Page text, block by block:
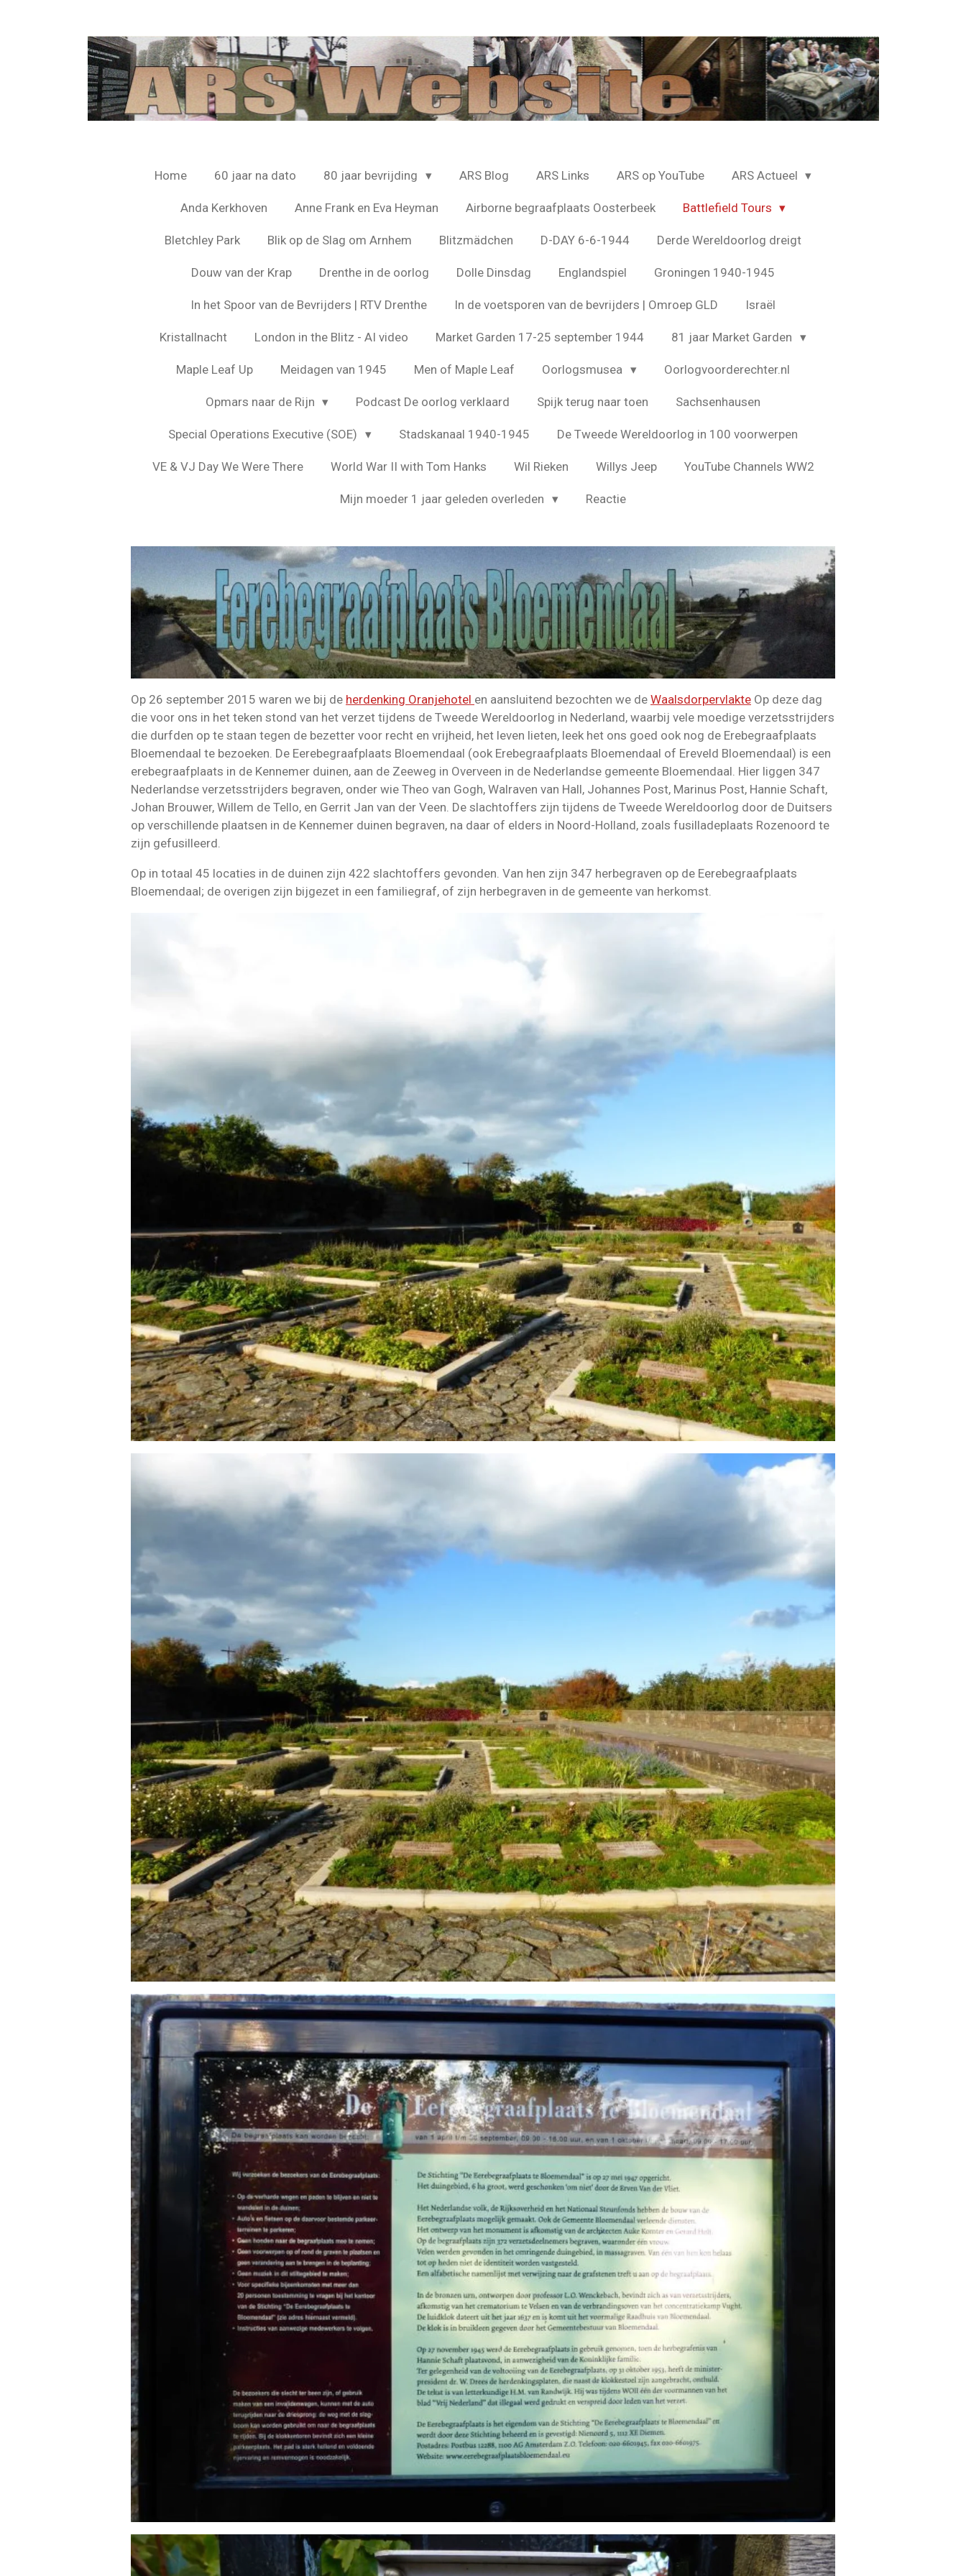
Home 60 jaar na dato 80 jaar bevrijding ARS Blog ARS Links ARS op YouTube ARS Actueel
Anda Kerkhoven Anne Frank en Eva Heyman Airborne begraafplaats Oosterbeek Battlefield Tours
Bletchley Park Blik op de Slag om Arnhem Blitzmädchen D-DAY 6-6-1944 Derde Wereldoorlog dreigt
Douw van der Krap Drenthe in de oorlog Dolle Dinsdag Englandspiel Groningen 1940-1945
In het Spoor van de Bevrijders | RTV Drenthe In de voetsporen van de bevrijders | Omroep GLD Israël
Kristallnacht London in the Blitz - AI video Market Garden 17-25 september 1944 81 jaar Market Garden
Maple Leaf Up Meidagen van 1945 Men of Maple Leaf Oorlogsmusea Oorlogvoorderechter.nl
Opmars naar de Rijn Podcast De oorlog verklaard Spijk terug naar toen Sachsenhausen
Special Operations Executive (SOE) Stadskanaal 1940-1945 De Tweede Wereldoorlog in 100 voorwerpen
VE & VJ Day We Were There World War II with Tom Hanks Wil Rieken Willys Jeep YouTube Channels WW2
Mijn moeder 1 jaar geleden overleden Reactie
Op 26 september 2015 waren we bij de herdenking Oranjehotel en aansluitend bezochten we de Waalsdorpervlakte Op deze dag
die voor ons in het teken stond van het verzet tijdens de Tweede Wereldoorlog in Nederland, waarbij vele moedige verzetsstrijders
die durfden op te staan tegen de bezetter voor recht en vrijheid, het leven lieten, leek het ons goed ook nog de Erebegraafplaats
Bloemendaal te bezoeken. De Eerebegraafplaats Bloemendaal (ook Erebegraafplaats Bloemendaal of Ereveld Bloemendaal) is een
erebegraafplaats in de Kennemer duinen, aan de Zeeweg in Overveen in de Nederlandse gemeente Bloemendaal. Hier liggen 347
Nederlandse verzetsstrijders begraven, onder wie Theo van Gogh, Walraven van Hall, Johannes Post, Marinus Post, Hannie Schaft,
Johan Brouwer, Willem de Tello, en Gerrit Jan van der Veen. De slachtoffers zijn tijdens de Tweede Wereldoorlog door de Duitsers
op verschillende plaatsen in de Kennemer duinen begraven, na daar of elders in Noord-Holland, zoals fusilladeplaats Rozenoord te
zijn gefusilleerd.
Op in totaal 45 locaties in de duinen zijn 422 slachtoffers gevonden. Van hen zijn 347 herbegraven op de Eerebegraafplaats
Bloemendaal; de overigen zijn bijgezet in een familiegraf, of zijn herbegraven in de gemeente van herkomst.